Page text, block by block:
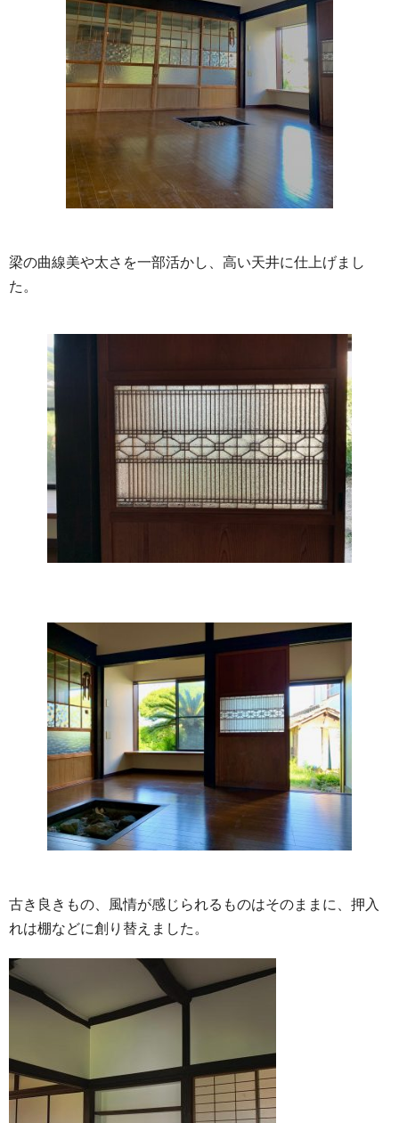
梁の曲線美や太さを一部活かし、高い天井に仕上げまし
た。
古き良きもの、
風情が感じられるものはそのままに、押入
れは棚などに創り替えました。